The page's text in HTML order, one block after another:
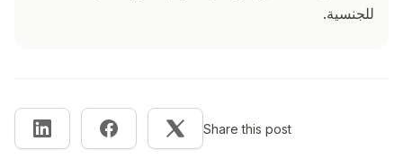
للجنسية.
Share this post